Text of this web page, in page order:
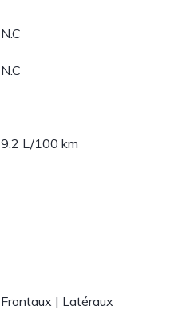
N.C
N.C
9.2 L/100 km
Frontaux | Latéraux